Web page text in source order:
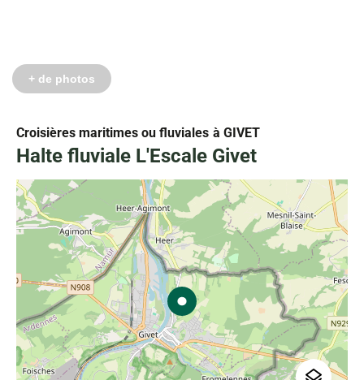
Croisières maritimes ou fluviales à GIVET
Halte fluviale L'Escale Givet
+ de photos